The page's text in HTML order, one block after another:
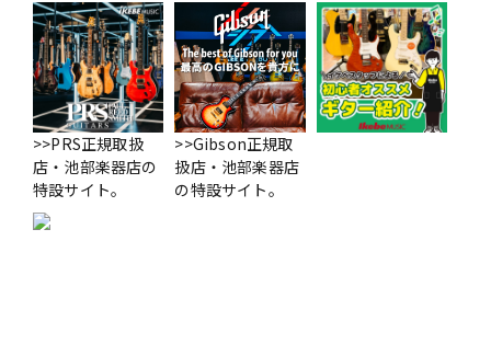
>>PRS正規取扱
店・池部楽器店の
特設サイト。
>>Gibson正規取
扱店・池部楽器店
の特設サイト。